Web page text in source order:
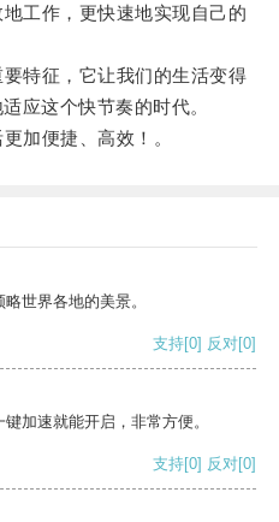
作，更快速地实现自己的
特征，它让我们的生活变得
应这个快节奏的时代。
便捷、高效！。
世界各地的美景。
支持[0] 反对[0]
加速就能开启，非常方便。
支持[0] 反对[0]